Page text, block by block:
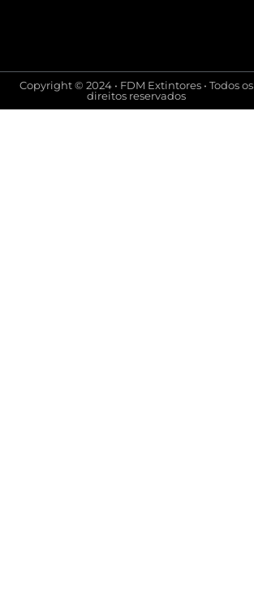
Copyright © 2024 • FDM Extintores • Todos os
direitos reservados